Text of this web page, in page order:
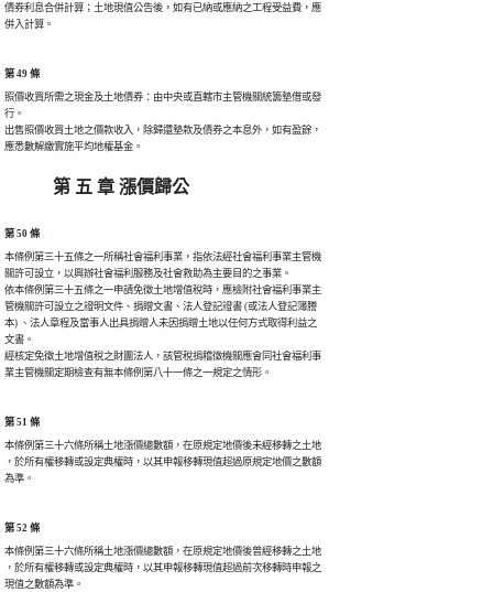
債券利息合併計算；土地現值公告後，如有已納或應納之工程受益費，應
第 49 條
照價收買所需之現金及土地債券：由中央或直轄市主管機關統籌墊借或發
行。
出售照價收買土地之價款收入，除歸還墊款及債券之本息外，如有盈餘，
應悉數解繳實施平均地權基金。
第 五 章 漲價歸公
第 50 條
本條例第三十五條之一所稱社會福利事業，指依法經社會福利事業主管機
關許可設立，以興辦社會福利服務及社會救助為主要目的之事業。
依本條例第三十五條之一申請免徵土地增值稅時，應檢附社會福利事業主
管機關許可設立之證明文件、捐贈文書、法人登記證書 (或法人登記簿謄
本) 、法人章程及當事人出具捐贈人未因捐贈土地以任何方式取得利益之
文書。
經核定免徵土地增值稅之財團法人，該管稅捐稽徵機關應會同社會福利事
第 51 條
本條例第三十六條所稱土地漲價總數額，在原規定地價後未經移轉之土地
，於所有權移轉或設定典權時，以其申報移轉現值超過原規定地價之數額
第 52 條
本條例第三十六條所稱土地漲價總數額，在原規定地價後曾經移轉之土地
，於所有權移轉或設定典權時，以其申報移轉現值超過前次移轉時申報之